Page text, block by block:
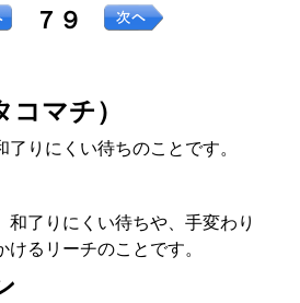
７９
マチ）
りにくい待ちのことです。
了りにくい待ちや、手変わり
けるリーチのことです。